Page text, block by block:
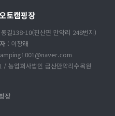
토캠핑장
길138-10(진산면 만악리 248번지)
: 이창래
농업회사법인 금산만악리수목원
장